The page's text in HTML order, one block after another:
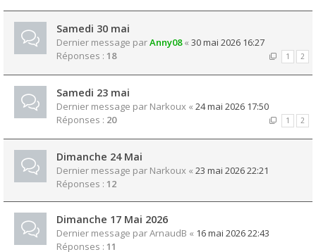
Samedi 30 mai
Dernier message parAnny08« 30 mai 2026 16:27
Réponses : 18 1 2
Samedi 23 mai
Dernier message par Narkoux « 24 mai 2026 17:50
Réponses : 20 1 2
Dimanche 24 Mai
Dernier message par Narkoux « 23 mai 2026 22:21
Réponses : 12
Dimanche 17 Mai 2026
Dernier message parArnaudB « 16 mai 2026 22:43
Réponses : 11